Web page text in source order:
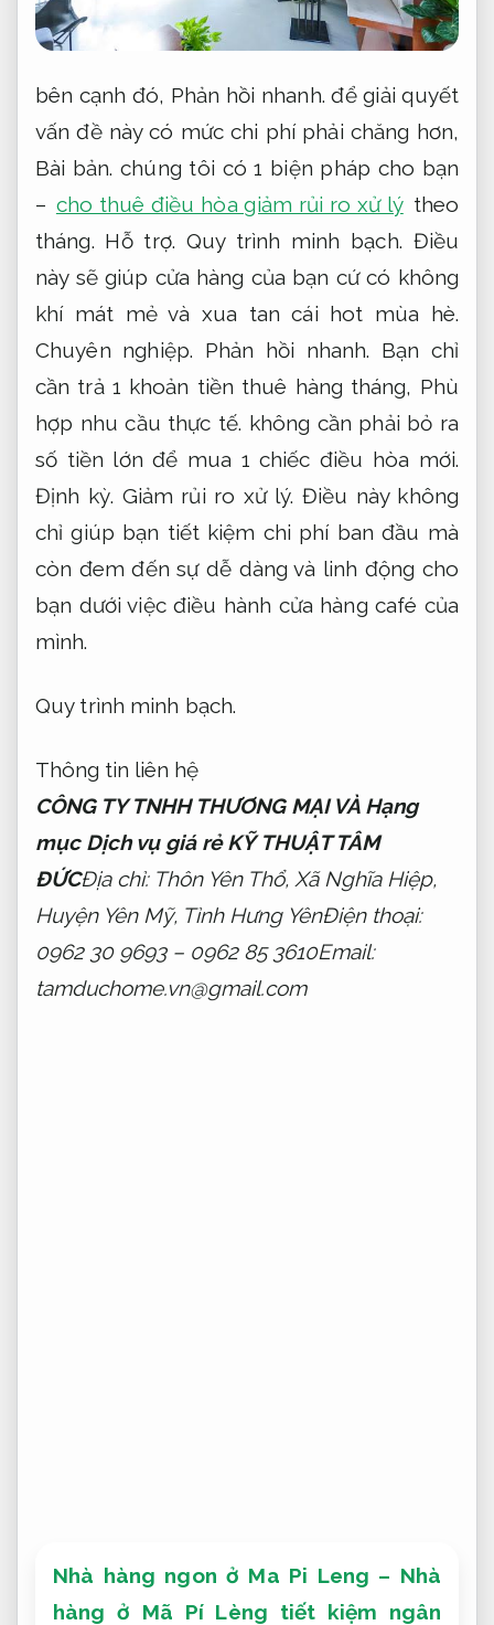
bên cạnh đó, Phản hồi nhanh. để giải quyết
vấn đề này có mức chi phí phải chăng hơn,
Bài bản. chúng tôi có 1 biện pháp cho bạn
– cho thuê điều hòa giảm rủi ro xử lý theo
tháng. Hỗ trợ. Quy trình minh bạch. Điều
này sẽ giúp cửa hàng của bạn cứ có không
khí mát mẻ và xua tan cái hot mùa hè.
Chuyên nghiệp. Phản hồi nhanh. Bạn chỉ
cần trả 1 khoản tiền thuê hàng tháng, Phù
hợp nhu cầu thực tế. không cần phải bỏ ra
số tiền lớn để mua 1 chiếc điều hòa mới.
Định kỳ. Giảm rủi ro xử lý. Điều này không
chỉ giúp bạn tiết kiệm chi phí ban đầu mà
còn đem đến sự dễ dàng và linh động cho
bạn dưới việc điều hành cửa hàng café của
mình.
Quy trình minh bạch.
Thông tin liên hệ
CÔNG TY TNHH THƯƠNG MẠI VÀ Hạng
mục Dịch vụ giá rẻ KỸ THUẬT TÂM
ĐỨCĐịa chỉ: Thôn Yên Thổ, Xã Nghĩa Hiệp,
Huyện Yên Mỹ, Tỉnh Hưng YênĐiện thoại:
0962 30 9693 – 0962 85 3610Email:
tamduchome.vn@gmail.com
Nhà hàng ngon ở Ma Pi Leng – Nhà
hàng ở Mã Pí Lèng tiết kiệm ngân